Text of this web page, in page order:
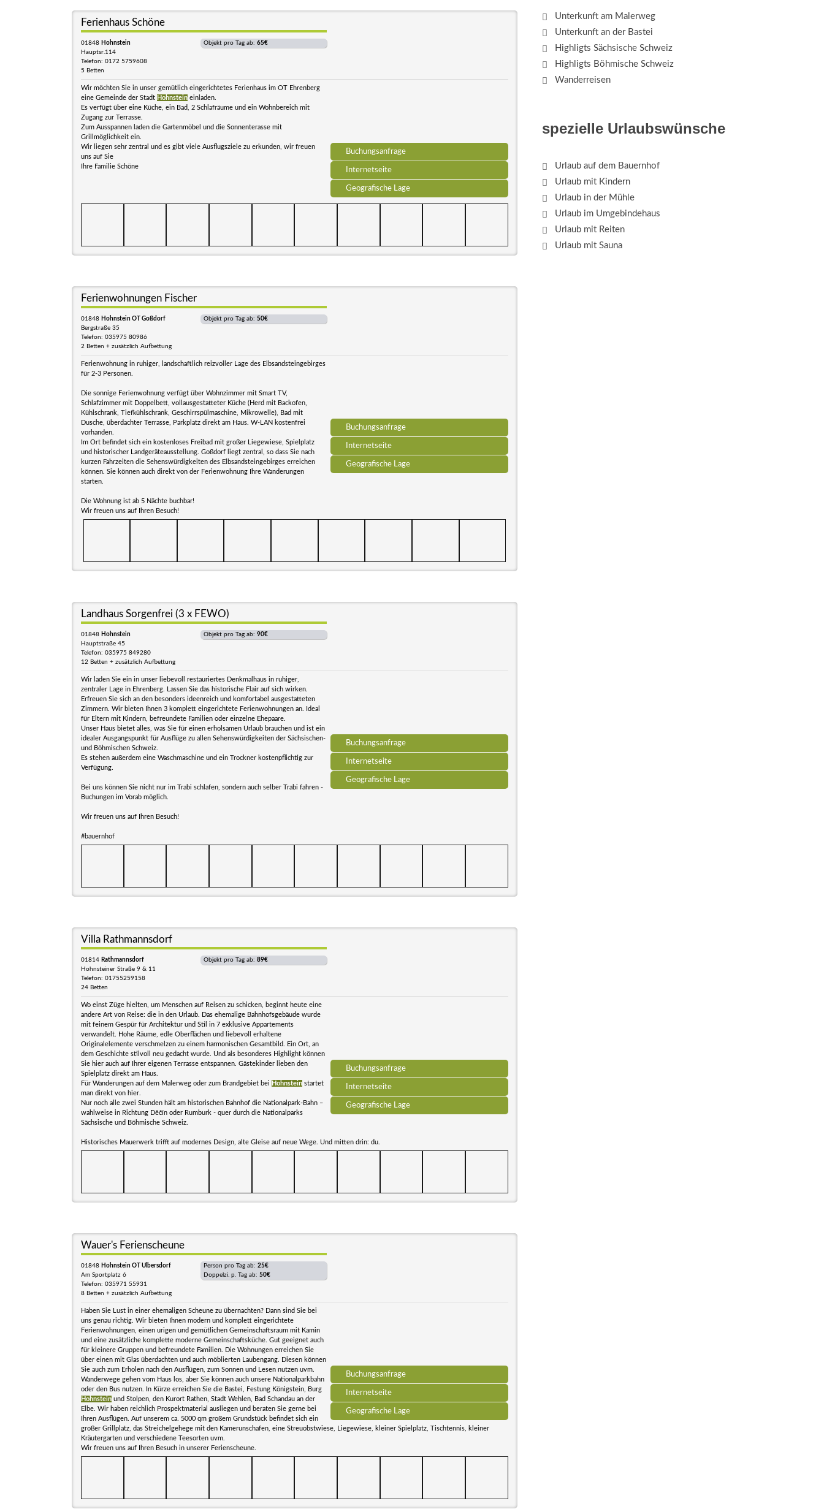
Buchungsanfrage
Internetseite
Geografische Lage
Ferienhaus Schöne
01848 Hohnstein
Hauptsr.114
Telefon: 0172 5759608
5 Betten
Objekt pro Tag ab: 65€
Wir möchten Sie in unser gemütlich eingerichtetes Ferienhaus im OT Ehrenberg
eine Gemeinde der Stadt Hohnstein einladen.
Es verfügt über eine Küche, ein Bad, 2 Schlafräume und ein Wohnbereich mit
Zugang zur Terrasse.
Zum Ausspannen laden die Gartenmöbel und die Sonnenterasse mit
Grillmöglichkeit ein.
Wir liegen sehr zentral und es gibt viele Ausflugsziele zu erkunden, wir freuen
uns auf Sie
Ihre Familie Schöne
Buchungsanfrage
Internetseite
Geografische Lage
Ferienwohnungen Fischer
01848 Hohnstein OT Goßdorf
Bergstraße 35
Telefon: 035975 80986
2 Betten + zusätzlich Aufbettung
Objekt pro Tag ab: 50€
Ferienwohnung in ruhiger, landschaftlich reizvoller Lage des Elbsandsteingebirges
für 2-3 Personen.
Die sonnige Ferienwohnung verfügt über Wohnzimmer mit Smart TV,
Schlafzimmer mit Doppelbett, vollausgestatteter Küche (Herd mit Backofen,
Kühlschrank, Tiefkühlschrank, Geschirrspülmaschine, Mikrowelle), Bad mit
Dusche, überdachter Terrasse, Parkplatz direkt am Haus. W-LAN kostenfrei
vorhanden.
Im Ort befindet sich ein kostenloses Freibad mit großer Liegewiese, Spielplatz
und historischer Landgeräteausstellung. Goßdorf liegt zentral, so dass Sie nach
kurzen Fahrzeiten die Sehenswürdigkeiten des Elbsandsteingebirges erreichen
können. Sie können auch direkt von der Ferienwohnung Ihre Wanderungen
starten.
Die Wohnung ist ab 5 Nächte buchbar!
Wir freuen uns auf Ihren Besuch!
Buchungsanfrage
Internetseite
Geografische Lage
Landhaus Sorgenfrei (3 x FEWO)
01848 Hohnstein
Hauptstraße 45
Telefon: 035975 849280
12 Betten + zusätzlich Aufbettung
Objekt pro Tag ab: 90€
Wir laden Sie ein in unser liebevoll restauriertes Denkmalhaus in ruhiger,
zentraler Lage in Ehrenberg. Lassen Sie das historische Flair auf sich wirken.
Erfreuen Sie sich an den besonders ideenreich und komfortabel ausgestatteten
Zimmern. Wir bieten Ihnen 3 komplett eingerichtete Ferienwohnungen an. Ideal
für Eltern mit Kindern, befreundete Familien oder einzelne Ehepaare.
Unser Haus bietet alles, was Sie für einen erholsamen Urlaub brauchen und ist ein
idealer Ausgangspunkt für Ausflüge zu allen Sehenswürdigkeiten der Sächsischen-
und Böhmischen Schweiz.
Es stehen außerdem eine Waschmaschine und ein Trockner kostenpflichtig zur
Verfügung.
Bei uns können Sie nicht nur im Trabi schlafen, sondern auch selber Trabi fahren -
Buchungen im Vorab möglich.
Wir freuen uns auf Ihren Besuch!
#bauernhof
Buchungsanfrage
Internetseite
Geografische Lage
Villa Rathmannsdorf
01814 Rathmannsdorf
Hohnsteiner Straße 9 & 11
Telefon: 01755259158
24 Betten
Objekt pro Tag ab: 89€
Wo einst Züge hielten, um Menschen auf Reisen zu schicken, beginnt heute eine
andere Art von Reise: die in den Urlaub. Das ehemalige Bahnhofsgebäude wurde
mit feinem Gespür für Architektur und Stil in 7 exklusive Appartements
verwandelt. Hohe Räume, edle Oberflächen und liebevoll erhaltene
Originalelemente verschmelzen zu einem harmonischen Gesamtbild. Ein Ort, an
dem Geschichte stilvoll neu gedacht wurde. Und als besonderes Highlight können
Sie hier auch auf Ihrer eigenen Terrasse entspannen. Gästekinder lieben den
Spielplatz direkt am Haus.
Für Wanderungen auf dem Malerweg oder zum Brandgebiet bei Hohnstein startet
man direkt von hier.
Nur noch alle zwei Stunden hält am historischen Bahnhof die Nationalpark-Bahn –
wahlweise in Richtung Děčín oder Rumburk - quer durch die Nationalparks
Sächsische und Böhmische Schweiz.
Historisches Mauerwerk trifft auf modernes Design, alte Gleise auf neue Wege. Und mitten drin: du.
Buchungsanfrage
Internetseite
Geografische Lage
Wauer's Ferienscheune
01848 Hohnstein OT Ulbersdorf
Am Sportplatz 6
Telefon: 035971 55931
8 Betten + zusätzlich Aufbettung
Person pro Tag ab: 25€
Doppelzi. p. Tag ab: 50€
Haben Sie Lust in einer ehemaligen Scheune zu übernachten? Dann sind Sie bei
uns genau richtig. Wir bieten Ihnen modern und komplett eingerichtete
Ferienwohnungen, einen urigen und gemütlichen Gemeinschaftsraum mit Kamin
und eine zusätzliche komplette moderne Gemeinschaftsküche. Gut geeignet auch
für kleinere Gruppen und befreundete Familien. Die Wohnungen erreichen Sie
über einen mit Glas überdachten und auch möblierten Laubengang. Diesen können
Sie auch zum Erholen nach den Ausflügen, zum Sonnen und Lesen nutzen uvm.
Wanderwege gehen vom Haus los, aber Sie können auch unsere Nationalparkbahn
oder den Bus nutzen. In Kürze erreichen Sie die Bastei, Festung Königstein, Burg
Hohnstein und Stolpen, den Kurort Rathen, Stadt Wehlen, Bad Schandau an der
Elbe. Wir haben reichlich Prospektmaterial ausliegen und beraten Sie gerne bei
Ihren Ausflügen. Auf unserem ca. 5000 qm großem Grundstück befindet sich ein
großer Grillplatz, das Streichelgehege mit den Kamerunschafen, eine Streuobstwiese, Liegewiese, kleiner Spielplatz, Tischtennis, kleiner
Kräutergarten und verschiedene Teesorten uvm.
Wir freuen uns auf Ihren Besuch in unserer Ferienscheune.
Unterkunft am Malerweg
Unterkunft an der Bastei
Highligts Sächsische Schweiz
Highligts Böhmische Schweiz
Wanderreisen
spezielle Urlaubswünsche
Urlaub auf dem Bauernhof
Urlaub mit Kindern
Urlaub in der Mühle
Urlaub im Umgebindehaus
Urlaub mit Reiten
Urlaub mit Sauna